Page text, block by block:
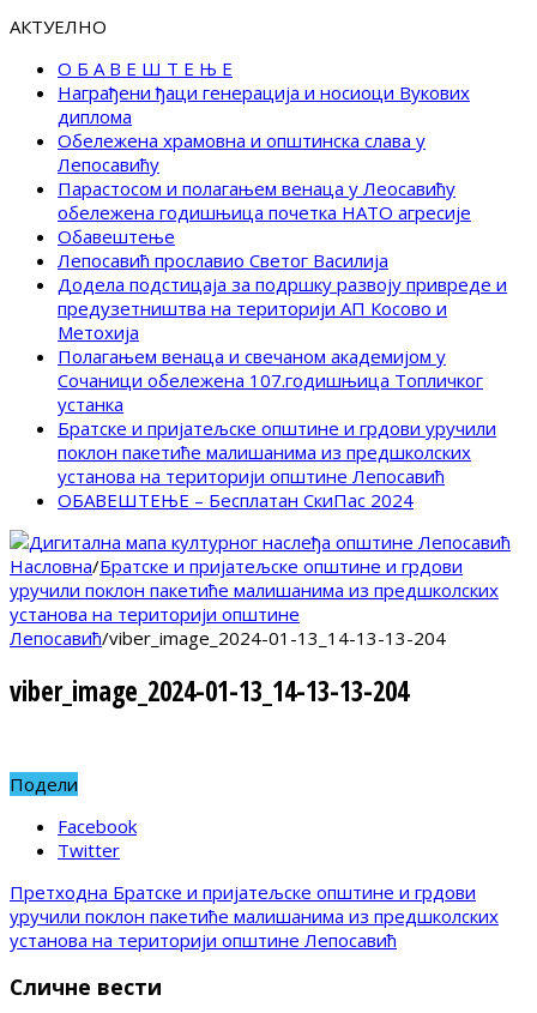
АКТУЕЛНО
О Б А В Е Ш Т Е Њ Е
Награђени ђаци генерација и носиоци Вукових
диплома
Обележена храмовна и општинска слава у
Лепосавићу
Парастосом и полагањем венаца у Леосавићу
обележена годишњица почетка НАТО агресије
Обавештење
Лепосавић прославио Светог Василија
Додела подстицаја за подршку развоју привреде и
предузетништва на територији АП Косово и
Метохија
Полагањем венаца и свечаном академијом у
Сочаници обележена 107.годишњица Топличког
устанка
Братске и пријатељске општине и грдови уручили
поклон пакетиће малишанима из предшколских
установа на територији општине Лепосавић
ОБАВЕШТЕЊЕ – Бесплатан СкиПас 2024
Насловна/Братске и пријатељске општине и грдови
уручили поклон пакетиће малишанима из предшколских
установа на територији општине
Лепосавић/viber_image_2024-01-13_14-13-13-204
viber_image_2024-01-13_14-13-13-204
Подели
Facebook
Twitter
Претходна Братске и пријатељске општине и грдови
уручили поклон пакетиће малишанима из предшколских
установа на територији општине Лепосавић
Сличне вести